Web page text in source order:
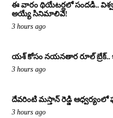
ఈ వారం థియేటర్లలో సందడి..
అయ్యే సినిమాలివే!
3 hours ago
యశ్ కోసం నయనతార రూల్ బ్రేక్..
3 hours ago
దేవరింటి మస్తాన్ రెడ్డి
3 hours ago